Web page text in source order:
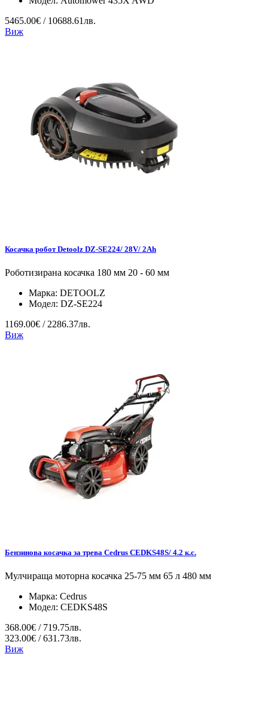
5465.00€ / 10688.61лв.
Виж
Косачка робот Detoolz DZ-SE224/ 28V/ 2Ah
Роботизирана косачка 180 мм 20 - 60 мм
Марка: DETOOLZ
Модел: DZ-SE224
1169.00€ / 2286.37лв.
Виж
Бензинова косачка за трева Cedrus CEDKS48S/ 4.2 к.с.
Мулчираща моторна косачка 25-75 мм 65 л 480 мм
Марка: Cedrus
Модел: CEDKS48S
368.00€ / 719.75лв.
323.00€ / 631.73лв.
Виж